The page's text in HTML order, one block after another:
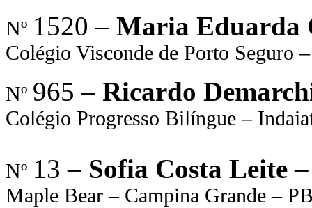
Nº 1520 – Maria Eduarda
Colégio Visconde de Porto Seguro
Nº 965 – Ricardo
Colégio Progresso Bilíngue –
Nº 13 – Sofia Costa Leite
Maple Bear – Campina Grande –